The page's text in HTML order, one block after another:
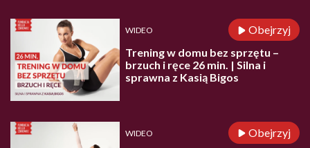
WIDEO
Obejrzyj
Trening w domu bez sprzętu –
brzuch i ręce 26 min. | Silna i
sprawna z Kasią Bigos
WIDEO
Obejrzyj